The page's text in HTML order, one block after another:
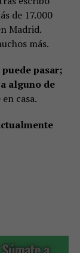
de 17.000
Madrid.
más.
pasar;
alguno de
casa.